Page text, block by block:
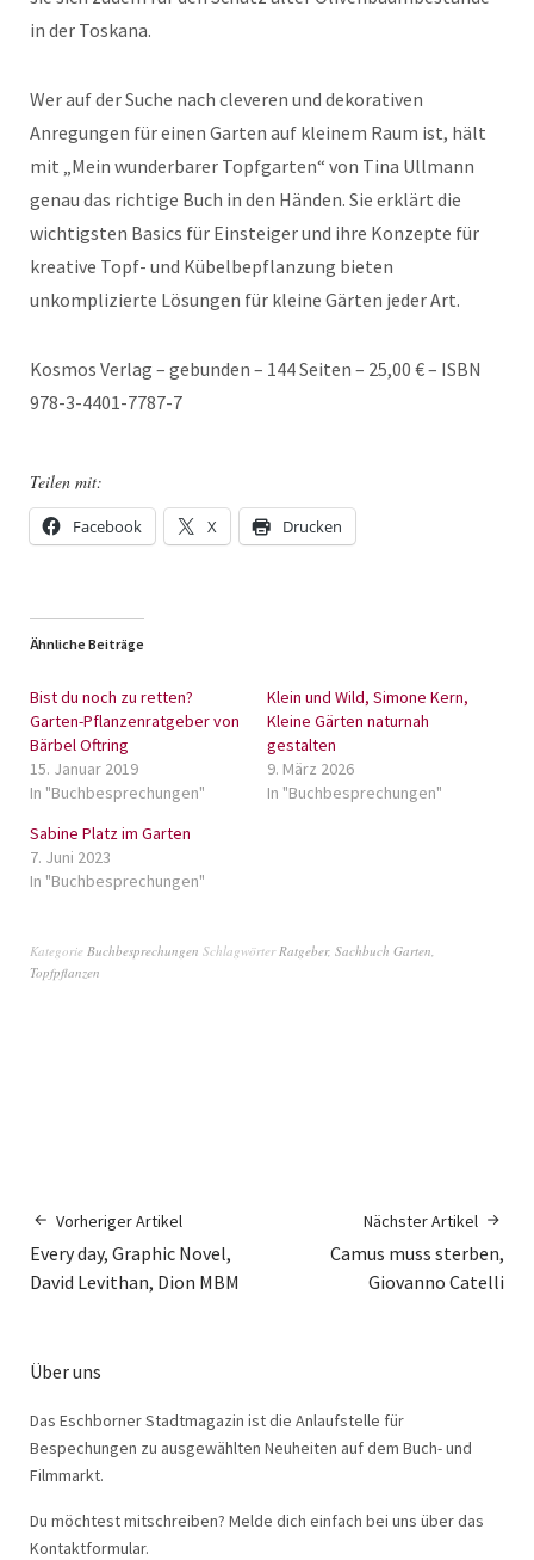
in der Toskana.
Wer auf der Suche nach cleveren und dekorativen
Anregungen für einen Garten auf kleinem Raum ist, hält
mit „Mein wunderbarer Topfgarten“ von Tina Ullmann
genau das richtige Buch in den Händen. Sie erklärt die
wichtigsten Basics für Einsteiger und ihre Konzepte für
kreative Topf- und Kübelbepflanzung bieten
unkomplizierte Lösungen für kleine Gärten jeder Art.
Kosmos Verlag – gebunden – 144 Seiten – 25,00 € – ISBN
978-3-4401-7787-7
Teilen mit:
Facebook X Drucken
Ähnliche Beiträge
Bist du noch zu retten?
Garten-Pflanzenratgeber von
Bärbel Oftring
15. Januar 2019
In "Buchbesprechungen"
Klein und Wild, Simone Kern,
Kleine Gärten naturnah
gestalten
9. März 2026
In "Buchbesprechungen"
Sabine Platz im Garten
7. Juni 2023
In "Buchbesprechungen"
Kategorie Buchbesprechungen SchlagwörterRatgeber, Sachbuch Garten,
Topfpflanzen
Vorheriger Artikel
Every day, Graphic Novel,
David Levithan, Dion MBM
Nächster Artikel
Camus muss sterben,
Giovanno Catelli
Über uns
Das Eschborner Stadtmagazin ist die Anlaufstelle für
Bespechungen zu ausgewählten Neuheiten auf dem Buch- und
Filmmarkt.
Du möchtest mitschreiben? Melde dich einfach bei uns über das
Kontaktformular.